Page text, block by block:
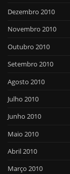
Dezembro 2010
Novembro 2010
Outubro 2010
Setembro 2010
Agosto 2010
Julho 2010
Junho 2010
Maio 2010
Abril 2010
Março 2010